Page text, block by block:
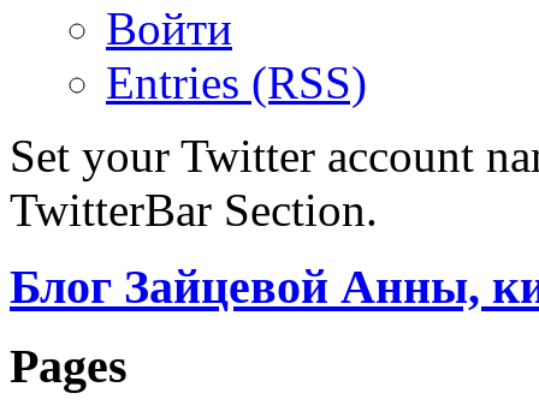
Войти
Entries (RSS)
Set your Twitter account
TwitterBar Section.
Блог Зайцевой Анны,
Pages